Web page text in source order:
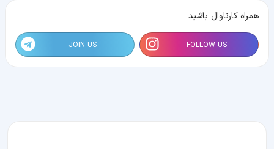
همراه کارناوال باشید
FOLLOW US
JOIN US